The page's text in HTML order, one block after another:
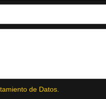
de Datos.